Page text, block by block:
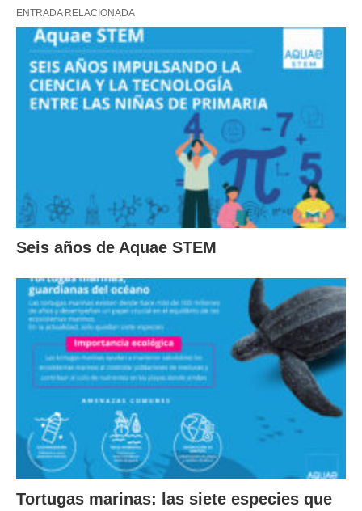
ENTRADA RELACIONADA
Seis años de Aquae STEM
Tortugas marinas: las siete especies que